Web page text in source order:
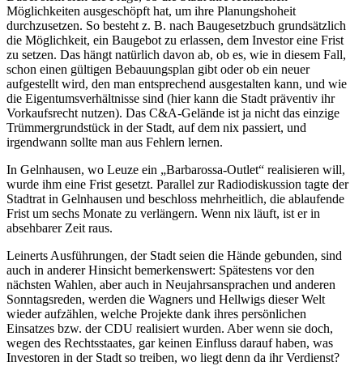
Möglichkeiten ausgeschöpft hat, um ihre Planungshoheit
durchzusetzen. So besteht z. B. nach Baugesetzbuch grundsätzlich
die Möglichkeit, ein Baugebot zu erlassen, dem Investor eine Frist
zu setzen. Das hängt natürlich davon ab, ob es, wie in diesem Fall,
schon einen gültigen Bebauungsplan gibt oder ob ein neuer
aufgestellt wird, den man entsprechend ausgestalten kann, und wie
die Eigentumsverhältnisse sind (hier kann die Stadt präventiv ihr
Vorkaufsrecht nutzen). Das C&A-Gelände ist ja nicht das einzige
Trümmergrundstück in der Stadt, auf dem nix passiert, und
irgendwann sollte man aus Fehlern lernen.
In Gelnhausen, wo Leuze ein „Barbarossa-Outlet“ realisieren will,
wurde ihm eine Frist gesetzt. Parallel zur Radiodiskussion tagte der
Stadtrat in Gelnhausen und beschloss mehrheitlich, die ablaufende
Frist um sechs Monate zu verlängern. Wenn nix läuft, ist er in
absehbarer Zeit raus.
Leinerts Ausführungen, der Stadt seien die Hände gebunden, sind
auch in anderer Hinsicht bemerkenswert: Spätestens vor den
nächsten Wahlen, aber auch in Neujahrsansprachen und anderen
Sonntagsreden, werden die Wagners und Hellwigs dieser Welt
wieder aufzählen, welche Projekte dank ihres persönlichen
Einsatzes bzw. der CDU realisiert wurden. Aber wenn sie doch,
wegen des Rechtsstaates, gar keinen Einfluss darauf haben, was
Investoren in der Stadt so treiben, wo liegt denn da ihr Verdienst?